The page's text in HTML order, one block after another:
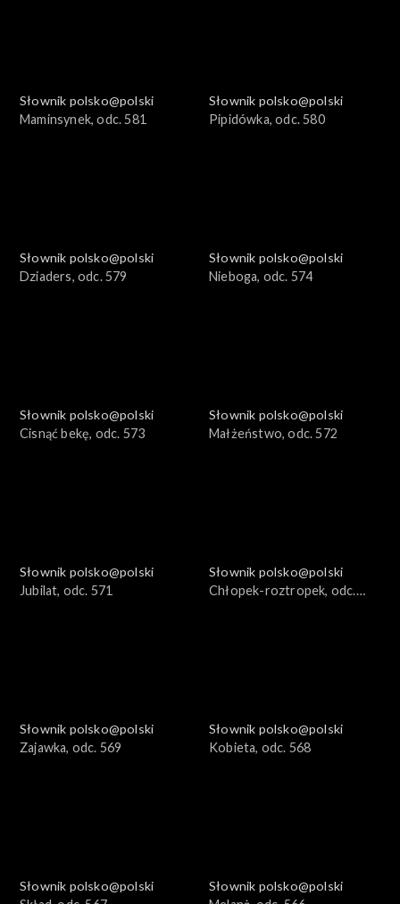
Słownik polsko@polski
Maminsynek, odc. 581
Słownik polsko@polski
Pipidówka, odc. 580
Słownik polsko@polski
Dziaders, odc. 579
Słownik polsko@polski
Nieboga, odc. 574
Słownik polsko@polski
Cisnąć bekę, odc. 573
Słownik polsko@polski
Małżeństwo, odc. 572
Słownik polsko@polski
Jubilat, odc. 571
Słownik polsko@polski
Chłopek-roztropek, odc.
Słownik polsko@polski
Zajawka, odc. 569
Słownik polsko@polski
Kobieta, odc. 568
Słownik polsko@polski
Słownik polsko@polski